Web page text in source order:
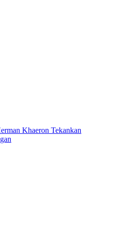
Khaeron Tekankan